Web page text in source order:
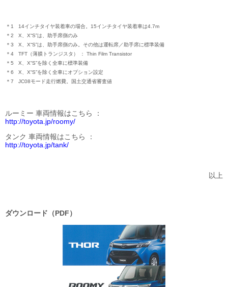
＊1
14インチタイヤ装着車の場合。15インチタイヤ装着車は4.7m
＊2
X、X“S”は、助手席側のみ
＊3
X、X“S”は、助手席側のみ。その他は運転席／助手席に標準装備
＊4
TFT（薄膜トランジスタ）
Thin Film Transistor
＊5
X、X“S”を除く全車に標準装備
＊6
X、X“S”を除く全車にオプション設定
＊7
JC08モード走行燃費。国土交通省審査値
ルーミー 車両情報はこちら
http://toyota.jp/roomy/
タンク 車両情報はこちら
http://toyota.jp/tank/
以上
ダウンロード（PDF）